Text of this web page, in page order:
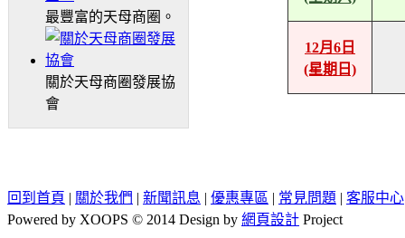
最豐富的天母商圈。
關於天母商圈發展協
會
12月6日
(星期日)
回到首頁 | 關於我們 | 新聞訊息 | 優惠專區 | 常見問題 | 客服中心
Powered by XOOPS © 2014 Design by 網頁設計 Project